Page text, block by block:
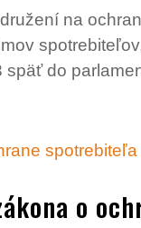
na
do
o